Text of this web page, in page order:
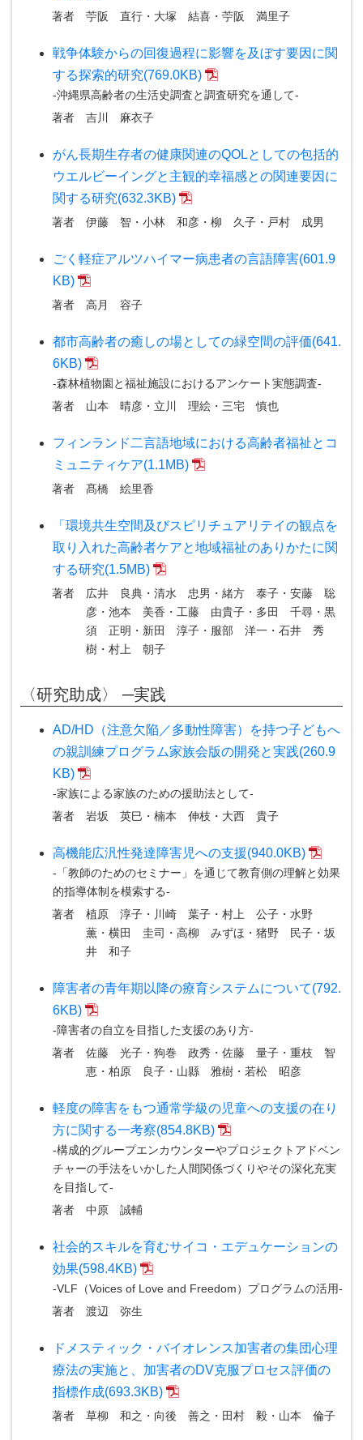
著者 苧阪 直行・大塚 結喜・苧阪 満里子
戦争体験からの回復過程に影響を及ぼす要因に関
する探索的研究(769.0KB)
-沖縄県高齢者の生活史調査と調査研究を通して-
著者
吉川 麻衣子
がん長期生存者の健康関連のQOLとしての包括的
ウエルビーイングと主観的幸福感との関連要因に
関する研究(632.3KB)
著者 伊藤 智・小林 和彦・柳 久子・戸村 成男
ごく軽症アルツハイマー病患者の言語障害(601.9
KB)
著者 高月 容子
都市高齢者の癒しの場としての緑空間の評価(641.
6KB)
-森林植物園と福祉施設におけるアンケート実態調査-
著者
山本 晴彦・立川 理絵・三宅 慎也
フィンランド二言語地域における高齢者福祉とコ
ミュニティケア(1.1MB)
著者 髙橋 絵里香
「環境共生空間及びスピリチュアリテイの観点を
取り入れた高齢者ケアと地域福祉のありかたに関
する研究(1.5MB)
著者
広井 良典・清水 忠男・緒方 泰子・安藤 聡
彦・池本 美香・工藤 由貴子・多田 千尋・黒
須 正明・新田 淳子・服部 洋一・石井 秀
樹・村上 朝子
〈研究助成〉 ─実践
AD/HD（注意欠陥／多動性障害）を持つ子どもへ
の親訓練プログラム家族会版の開発と実践(260.9
KB)
-家族による家族のための援助法として-
著者
岩坂 英巳・楠本 伸枝・大西 貴子
高機能広汎性発達障害児への支援(940.0KB)
-「教師のためのセミナー」を通じて教育側の理解と効果
的指導体制を模索する-
著者
植原 淳子・川崎 葉子・村上 公子・水野
薫・横田 圭司・高柳 みずほ・猪野 民子・坂
井 和子
障害者の青年期以降の療育システムについて(792.
6KB)
-障害者の自立を目指した支援のあり方-
著者
佐藤 光子・狗巻 政秀・佐藤 量子・重枝 智
恵・柏原 良子・山縣 雅樹・若松 昭彦
軽度の障害をもつ通常学級の児童への支援の在り
方に関する一考察(854.8KB)
-構成的グループエンカウンターやプロジェクトアドベン
チャーの手法をいかした人間関係づくりやその深化充実
を目指して-
著者
中原 誠輔
社会的スキルを育むサイコ・エデュケーションの
効果(598.4KB)
-VLF（Voices of Love and Freedom）プログラムの活用-
著者
渡辺 弥生
ドメスティック・バイオレンス加害者の集団心理
療法の実施と、加害者のDV克服プロセス評価の
指標作成(693.3KB)
著者 草柳 和之・向後 善之・田村 毅・山本 倫子